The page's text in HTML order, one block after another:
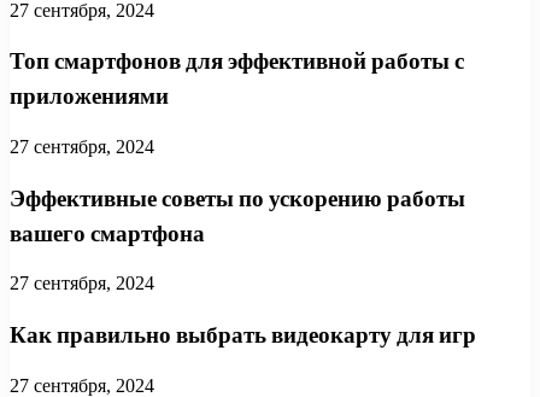
27 сентября, 2024
Топ смартфонов для эффективной работы с
приложениями
27 сентября, 2024
Эффективные советы по ускорению работы
вашего смартфона
27 сентября, 2024
Как правильно выбрать видеокарту для игр
27 сентября, 2024